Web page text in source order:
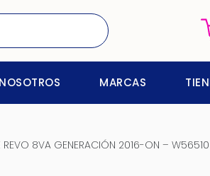
NOSOTROS MARCAS
REVO 8VA GENERACIÓN 2016-ON – W56510